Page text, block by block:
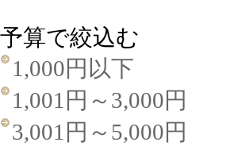
予算で絞込む
1,000円以下
1,001円～3,000円
3,001円～5,000円